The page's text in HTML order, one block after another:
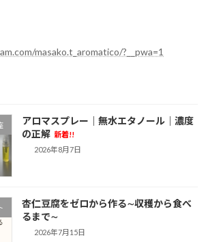
masako.t_aromatico/?__pwa=1
アロマスプレー｜無水エタノール｜濃度
の正解 新着!!
2026年8月7日
杏仁豆腐をゼロから作る∼収穫から食べ
るまで∼
2026年7月15日